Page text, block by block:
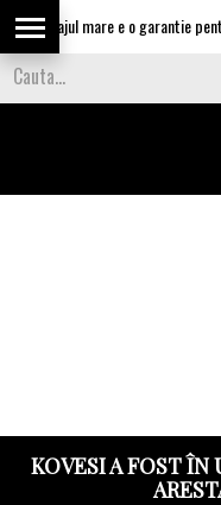
mare e o garantie pentru
KOVESI A FOST ÎN